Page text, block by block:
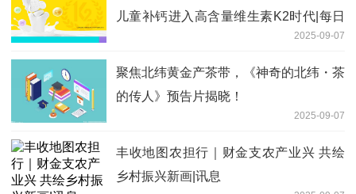
儿童补钙进入高含量维生素K2时代|每日
2025-09-07
聚焦北纬黄金产茶带，《神奇的北纬・茶
的传人》预告片揭晓！
2025-09-07
丰收地图农担行｜财金支农产业兴 共绘
乡村振兴新画|讯息